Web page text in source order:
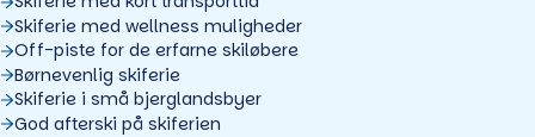
Skiferie med wellness muligheder
Off-piste for de erfarne skiløbere
Børnevenlig skiferie
Skiferie i små bjerglandsbyer
God afterski på skiferien